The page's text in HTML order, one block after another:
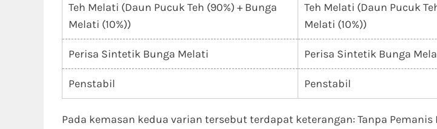
Teh Melati (Daun Pucuk Teh (90%) + Bunga
Melati (10%))
Teh Melati (Daun Pucuk
Melati (10%))
Perisa Sintetik Bunga Melati Perisa Sintetik Bunga
Penstabil Penstabil
Pada kemasan kedua varian tersebut terdapat keterangan: Tanpa Pemanis